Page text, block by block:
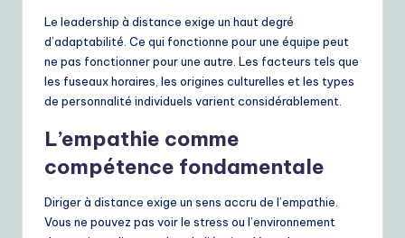
Le leadership à distance exige un haut degré
d’adaptabilité. Ce qui fonctionne pour une équipe peut
ne pas fonctionner pour une autre. Les facteurs tels que
les fuseaux horaires, les origines culturelles et les types
de personnalité individuels varient considérablement.
L’empathie comme
compétence fondamentale
Diriger à distance exige un sens accru de l’empathie.
Vous ne pouvez pas voir le stress ou l’environnement